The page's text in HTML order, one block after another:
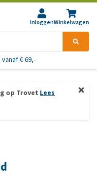
InloggenWinkelwagen
€ 69,-
op Trovet Lees